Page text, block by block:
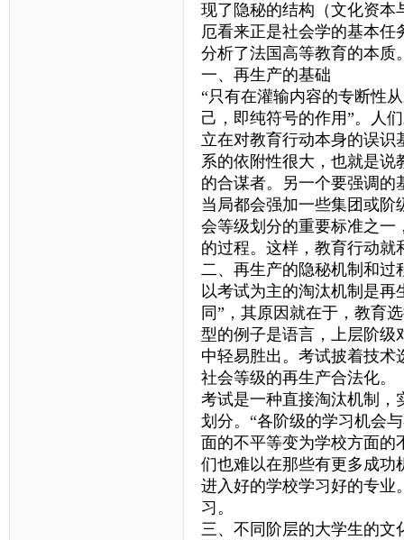
现了隐秘的结构（文化资本
厄看来正是社会学的基本
分析了法国高等教育的本质
一、再生产的基础
“只有在灌输内容的专断性
己，即纯符号的作用”。人
立在对教育行动本身的误识
系的依附性很大，也就是说
的合谋者。另一个要强调
当局都会强加一些集团或阶
会等级划分的重要标准之一
的过程。这样，教育行动就
二、再生产的隐秘机制和过
以考试为主的淘汰机制是
同”，其原因就在于，教育
型的例子是语言，上层阶级
中轻易胜出。考试披着技术
社会等级的再生产合法化。
考试是一种直接淘汰机制，
划分。“各阶级的学习机会
面的不平等变为学校方面的
们也难以在那些有更多成功
进入好的学校学习好的专业
习。
三、不同阶层的大学生的文